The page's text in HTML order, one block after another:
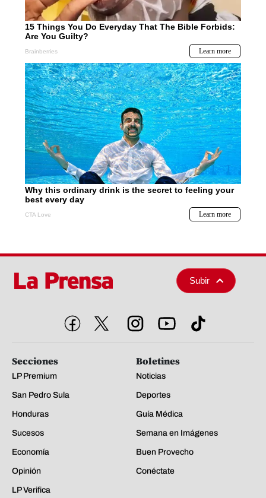
Subir
Secciones
LP Premium
San Pedro Sula
Honduras
Sucesos
Economía
Opinión
LP Verifica
Boletines
Noticias
Deportes
Guía Médica
Semana en Imágenes
Buen Provecho
Conéctate